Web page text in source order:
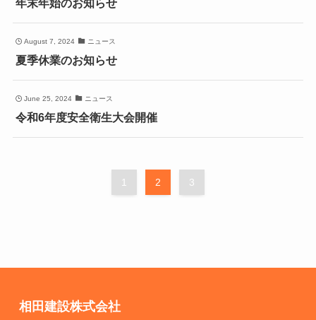
August 7, 2024 ニュース
夏季休業のお知らせ
June 25, 2024 ニュース
令和6年度安全衛生大会開催
1 2 3
相田建設株式会社